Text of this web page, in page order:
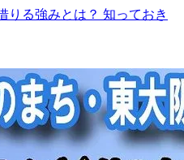
りる強みとは？ 知っておき